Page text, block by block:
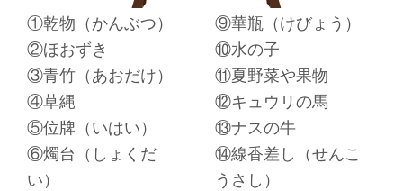
①乾物（かんぶつ）
②ほおずき
③青竹（あおだけ）
④草縄
⑤位牌（いはい）
⑥燭台（しょくだ
い）
⑨華瓶（けびょう）
⑩水の子
⑪夏野菜や果物
⑫キュウリの馬
⑬ナスの牛
⑭線香差し（せんこ
うさし）